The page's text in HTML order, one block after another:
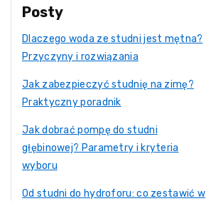
Posty
Dlaczego woda ze studni jest mętna?
Przyczyny i rozwiązania
Jak zabezpieczyć studnię na zimę?
Praktyczny poradnik
Jak dobrać pompę do studni
głębinowej? Parametry i kryteria
wyboru
Od studni do hydroforu: co zestawić w